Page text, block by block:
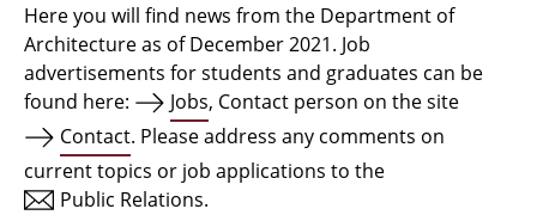
Semester Programme
Internationales
Facilities
Here you will find news from the Department of
Architecture as of December 2021. Job
advertisements for students and graduates can be
found here:
Jobs, Contact person on the site
Contact. Please address any comments on
current topics or job applications to the
Public Relations.